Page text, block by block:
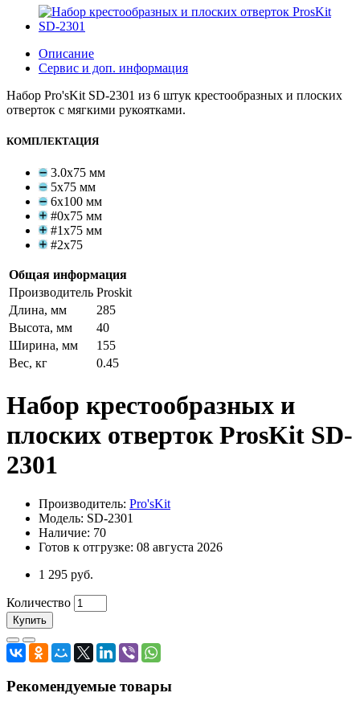
Описание
Сервис и доп. информация
Набор Pro'sKit SD-2301 из 6 штук крестообразных и плоских
отверток с мягкими рукоятками.
КОМПЛЕКТАЦИЯ
3.0x75 мм
5x75 мм
6x100 мм
#0x75 мм
#1x75 мм
#2x75
Общая информация
Производитель Proskit
Длина, мм
285
Высота, мм
40
Ширина, мм
155
Вес, кг
0.45
Набор крестообразных и
плоских отверток ProsKit SD-
2301
Производитель: Pro'sKit
Модель: SD-2301
Наличие: 70
Готов к отгрузке: 08 августа 2026
1 295 руб.
Количество
Купить
Рекомендуемые товары